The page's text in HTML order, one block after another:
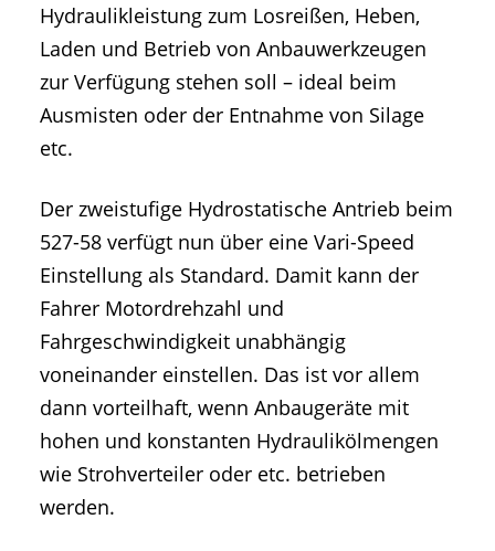
Hydraulikleistung zum Losreißen, Heben,
Laden und Betrieb von Anbauwerkzeugen
zur Verfügung stehen soll – ideal beim
Ausmisten oder der Entnahme von Silage
etc.
Der zweistufige Hydrostatische Antrieb beim
527-58 verfügt nun über eine Vari-Speed
Einstellung als Standard. Damit kann der
Fahrer Motordrehzahl und
Fahrgeschwindigkeit unabhängig
voneinander einstellen. Das ist vor allem
dann vorteilhaft, wenn Anbaugeräte mit
hohen und konstanten Hydraulikölmengen
wie Strohverteiler oder etc. betrieben
werden.